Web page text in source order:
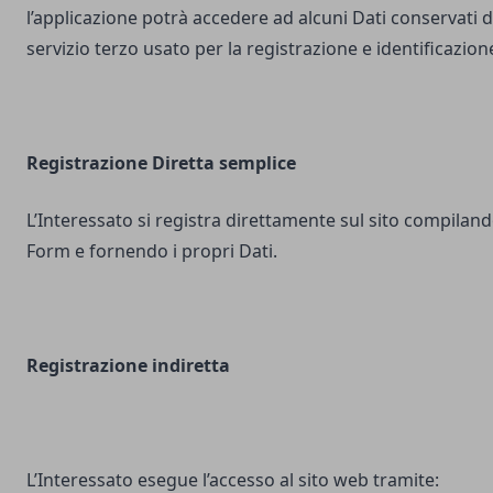
l’applicazione potrà accedere ad alcuni Dati conservati
servizio terzo usato per la registrazione e
Registrazione Diretta semplice
L’Interessato si registra direttamente sul sito
Form e fornendo i propri Dati.
Registrazione indiretta
L’Interessato esegue l’accesso al sito web tramite: